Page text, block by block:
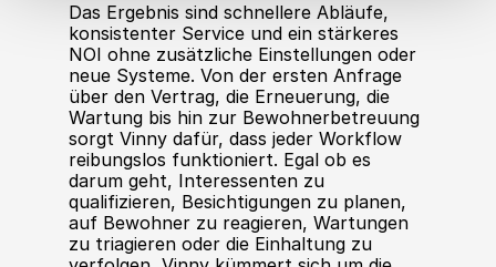
Das Ergebnis sind schnellere Abläufe,
konsistenter Service und ein stärkeres
NOI ohne zusätzliche Einstellungen oder
neue Systeme. Von der ersten Anfrage
über den Vertrag, die Erneuerung, die
Wartung bis hin zur Bewohnerbetreuung
sorgt Vinny dafür, dass jeder Workflow
reibungslos funktioniert. Egal ob es
darum geht, Interessenten zu
qualifizieren, Besichtigungen zu planen,
auf Bewohner zu reagieren, Wartungen
zu triagieren oder die Einhaltung zu